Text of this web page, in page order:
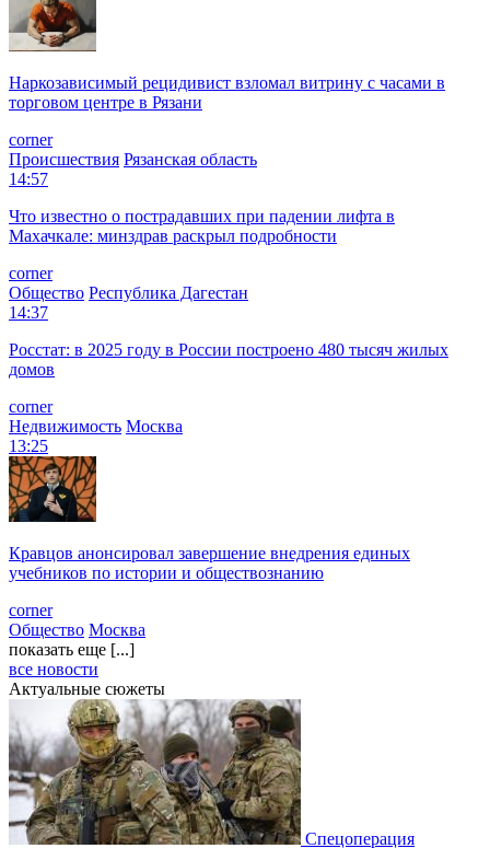
Наркозависимый рецидивист взломал витрину с часами в
торговом центре в Рязани
corner
Происшествия Рязанская область
14:57
Что известно о пострадавших при падении лифта в
Махачкале: минздрав раскрыл подробности
corner
Общество Республика Дагестан
14:37
Росстат: в 2025 году в России построено 480 тысяч жилых
домов
corner
Недвижимость Москва
13:25
Кравцов анонсировал завершение внедрения единых
учебников по истории и обществознанию
corner
Общество Москва
показать еще [...]
все новости
Актуальные сюжеты
Спецоперация